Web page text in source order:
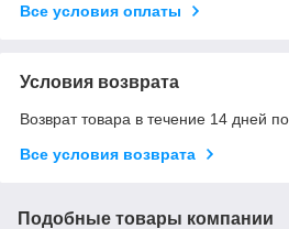
Все условия оплаты
Условия возврата
Возврат товара в течение 14 дней
Все условия возврата
Подобные товары компании